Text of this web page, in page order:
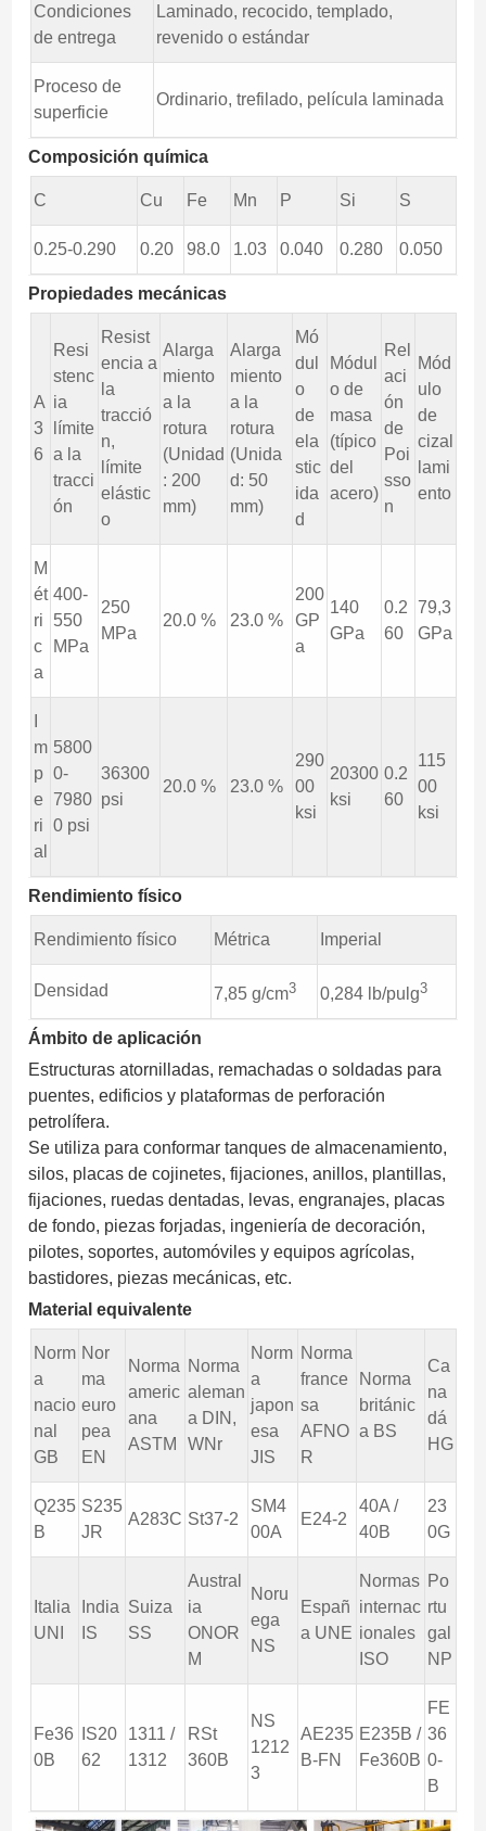
Condiciones
de entrega
Laminado, recocido, templado,
revenido o estándar
Proceso de
superficie
Ordinario, trefilado, película laminada
Composición química
C Cu Fe Mn P Si S
0.25-0.290 0.20 98.0 1.03 0.040 0.280 0.050
Propiedades mecánicas
A
3
6
Resi
stenc
ia
límite
a la
tracci
ón
Resist
encia a
la
tracció
n,
límite
elástic
o
Alarga
miento
a la
rotura
(Unidad
: 200
mm)
Alarga
miento
a la
rotura
(Unida
d: 50
mm)
Mó
dul
o
de
ela
stic
ida
d
Módul
o de
masa
(típico
del
acero)
Rel
aci
ón
de
Poi
sso
n
Mód
ulo
de
cizal
lami
ento
M
ét
ri
c
a
400-
550
MPa
250
MPa
20.0 % 23.0 %
200
GP
a
140
GPa
0.2
60
79,3
GPa
m
p
e
ri
al
5800
0-
7980
0 psi
36300
psi
20.0 % 23.0 %
290
00
ksi
20300
ksi
0.2
60
115
00
ksi
Rendimiento físico
Rendimiento físico Métrica Imperial
Densidad 7,85 g/cm3 0,284 lb/pulg3
Ámbito de aplicación
Estructuras atornilladas, remachadas o soldadas para
puentes, edificios y plataformas de perforación
petrolífera.
Se utiliza para conformar tanques de almacenamiento,
silos, placas de cojinetes, fijaciones, anillos, plantillas,
fijaciones, ruedas dentadas, levas, engranajes, placas
de fondo, piezas forjadas, ingeniería de decoración,
pilotes, soportes, automóviles y equipos agrícolas,
bastidores, piezas mecánicas, etc.
Material equivalente
Norm
a
nacio
nal
GB
Nor
ma
euro
pea
EN
Norma
americ
ana
ASTM
Norma
aleman
a DIN,
WNr
Norm
a
japon
esa
JIS
Norma
france
sa
AFNO
R
Norma
británic
a BS
Ca
na
dá
HG
Q235
B
S235
JR
A283C St37-2
SM4
00A
E24-2
40A /
40B
23
0G
Italia
UNI
India
IS
Suiza
SS
Austral
ia
ONOR
M
Noru
ega
NS
Españ
a UNE
Normas
internac
ionales
ISO
Po
rtu
gal
NP
Fe36
0B
IS20
62
1311 /
1312
RSt
360B
NS
1212
3
AE235
B-FN
E235B /
Fe360B
FE
36
0-
B